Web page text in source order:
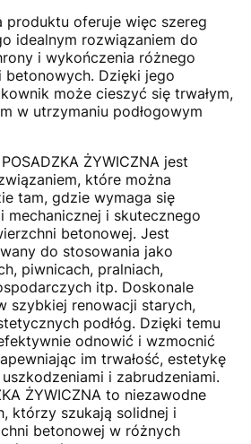
produktu oferuje więc szereg
idealnym rozwiązaniem do
i wykończenia różnego
betonowych. Dzięki jego
może cieszyć się trwałym,
w utrzymaniu podłogowym
ŻYWICZNA jest
które można
tam, gdzie wymaga się
mechanicznej i skutecznego
betonowej. Jest
do stosowania jako
piwnicach, pralniach,
itp. Doskonale
szybkiej renowacji starych,
podłóg. Dzięki temu
odnowić i wzmocnić
im trwałość, estetykę
i zabrudzeniami.
ŻYWICZNA to niezawodne
którzy szukają solidnej i
betonowej w różnych